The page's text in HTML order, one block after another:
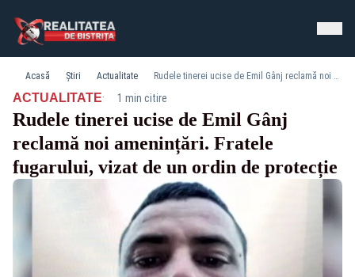
Acasă Știri Actualitate Rudele tinerei ucise de Emil Gânj reclamă noi amenințări. Fratele fugarului, vizat de un ordin de protecție
ACTUALITATE· 1 min citire
Rudele tinerei ucise de Emil Gânj
reclamă noi amenințări. Fratele
fugarului, vizat de un ordin de protecție